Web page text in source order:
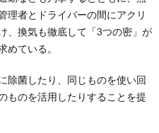
理者とドライバーの間にアクリ
、換気も徹底して「3つの密」が
めている。
除菌したり、同じものを使い回
ものを活用したりすることを提